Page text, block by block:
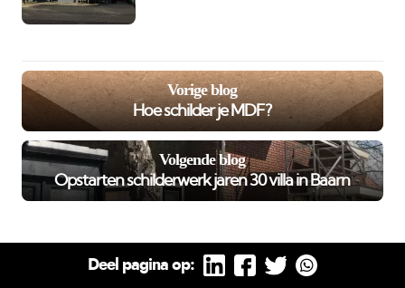
Vorige blog
Hoe schilder je MDF?
Volgende blog
Opstarten schilderwerk jaren 30 villa in Baarn
Deel pagina op: